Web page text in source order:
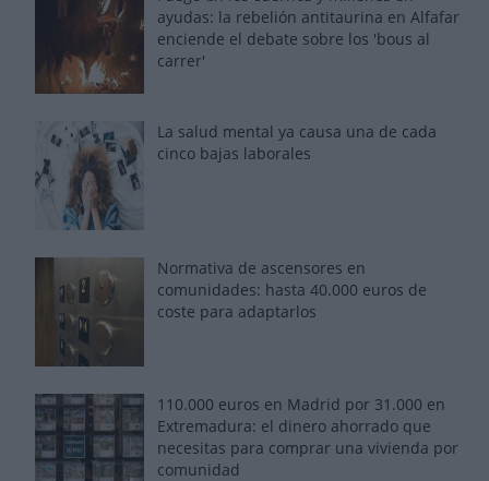
ayudas: la rebelión antitaurina en Alfafar
enciende el debate sobre los 'bous al
carrer'
La salud mental ya causa una de cada
cinco bajas laborales
Normativa de ascensores en
comunidades: hasta 40.000 euros de
coste para adaptarlos
110.000 euros en Madrid por 31.000 en
Extremadura: el dinero ahorrado que
necesitas para comprar una vivienda por
comunidad